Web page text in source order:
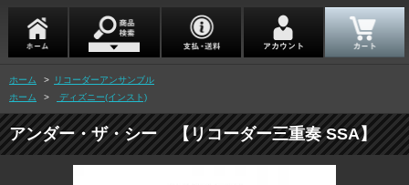
ホーム >
リコーダーアンサンブル
ホーム
> ディズニー(インスト)
アンダー・ザ・シー 【リコーダー三重奏 SSA】